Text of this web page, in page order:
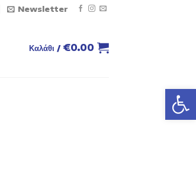
Newsletter
Καλάθι / €0.00